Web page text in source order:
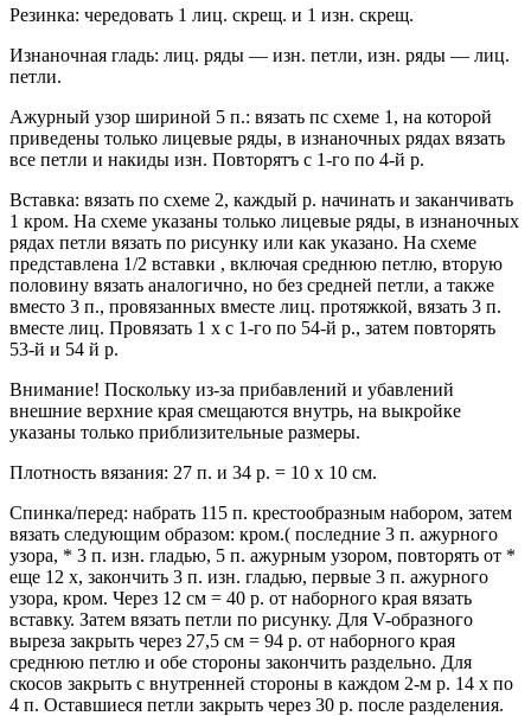
Резинка: чередовать 1 лиц. скрещ. и 1 изн. скрещ.
Изнаночная гладь: лиц. ряды — изн. петли, изн. ряды — лиц.
петли.
Ажурный узор шириной 5 п.: вязать пс схеме 1, на которой
приведены только лицевые ряды, в изнаночных рядах вязать
все петли и накиды изн. Повторятъ с 1-го по 4-й р.
Вставка: вязать по схеме 2, каждый р. начинать и заканчивать
1 кром. На схеме указаны только лицевые ряды, в изнаночных
рядах петли вязать по рисунку или как указано. На схеме
представлена 1/2 вставки , включая среднюю петлю, вторую
половину вязать аналогично, но без средней петли, а также
вместо 3 п., провязанных вместе лиц. протяжкой, вязать 3 п.
вместе лиц. Провязать 1 х с 1-го по 54-й р., затем повторять
53-й и 54 й р.
Внимание! Поскольку из-за прибавлений и убавлений
внешние верхние края смещаются внутрь, на выкройке
указаны только приблизительные размеры.
Плотность вязания: 27 п. и 34 р. = 10 х 10 см.
Спинка/перед: набрать 115 п. крестообразным набором, затем
вязать следующим образом: кром.( последние 3 п. ажурного
узора, * 3 п. изн. гладью, 5 п. ажурным узором, повторять от *
еще 12 х, закончить 3 п. изн. гладью, первые 3 п. ажурного
узора, кром. Через 12 см = 40 р. от наборного края вязать
вставку. Затем вязать петли по рисунку. Для V-образного
выреза закрыть через 27,5 см = 94 р. от наборного края
среднюю петлю и обе стороны закончить раздельно. Для
скосов закрыть с внутренней стороны в каждом 2-м р. 14 х по
4 п. Оставшиеся петли закрыть через 30 р. после разделения.